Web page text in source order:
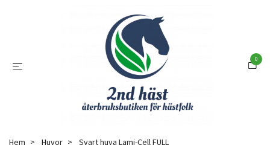
0
Hem Huvor Svart huva Lami-Cell FULL